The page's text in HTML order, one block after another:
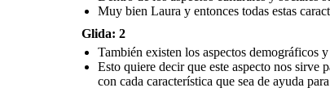
Muy bien Laura y entonces todas estas
Glida: 2
También existen los aspectos demográficos
Esto quiere decir que este aspecto nos sirve
con cada característica que sea de ayuda